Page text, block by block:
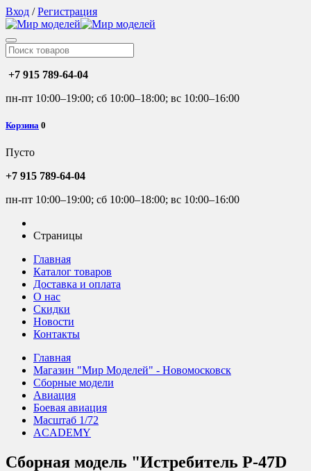
Вход /Регистрация
+7 915 789-64-04
пн-пт 10:00–19:00; сб 10:00–18:00; вс 10:00–16:00
Корзина 0
Пусто
+7 915 789-64-04
пн-пт 10:00–19:00; сб 10:00–18:00; вс 10:00–16:00
Страницы
Главная
Каталог товаров
Доставка и оплата
О нас
Скидки
Новости
Контакты
Главная
Магазин "Мир Моделей" - Новомосковск
Сборные модели
Авиация
Боевая авиация
Масштаб 1/72
ACADEMY
Сборная модель "Истребитель P-47D